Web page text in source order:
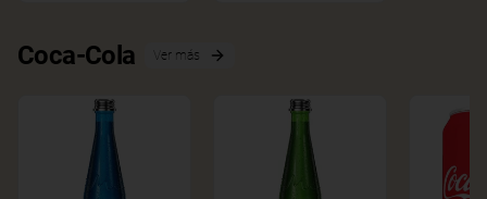
Coca-Cola Ver más